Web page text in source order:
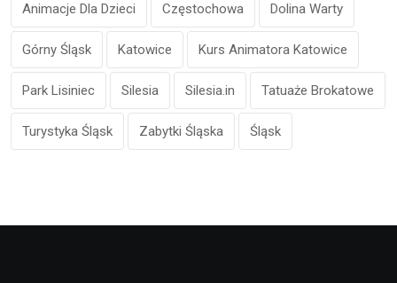
Animacje Dla Dzieci Częstochowa Dolina Warty
Górny Śląsk Katowice Kurs Animatora Katowice
Park Lisiniec Silesia Silesia.in Tatuaże Brokatowe
Turystyka Śląsk Zabytki Śląska Śląsk